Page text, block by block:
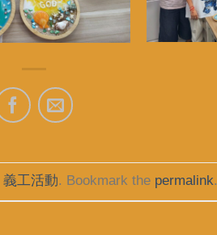
義工活動. Bookmark the permalink.